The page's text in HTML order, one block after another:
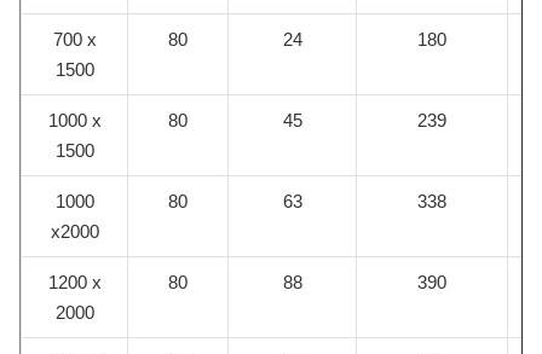
700 x
1500
80 24 180
1000 x
1500
80 45 239
1000
x2000
80 63 338
1200 x
2000
80 88 390